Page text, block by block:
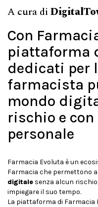
A cura di
Con
piattaforma
dedicati per
farmacista
mondo
rischio e
personale
Farmacia Evoluta è un
Farmacia che permettono
digitale senza alcun
impiegare il suo tempo.
La piattaforma di Farmacia